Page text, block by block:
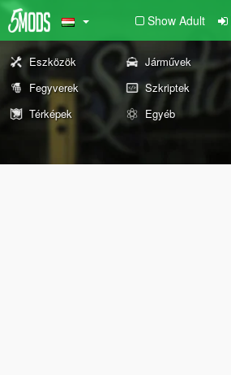
Show Adult
Eszközök Járművek
Fegyverek
Szkriptek
Térképek
Egyéb